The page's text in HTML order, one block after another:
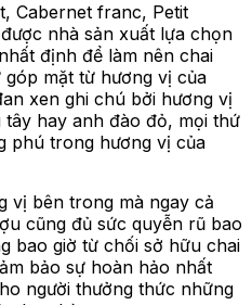
Cabernet franc, Petit
nhà sản xuất lựa chọn
định để làm nên chai
mặt từ hương vị của
xen ghi chú bởi hương vị
tây hay anh đào đỏ, mọi thứ
phú trong hương vị của
vị bên trong mà ngay cả
cũng đủ sức quyễn rũ bao
bao giờ từ chối sở hữu chai
bảo sự hoàn hảo nhất
người thưởng thức những